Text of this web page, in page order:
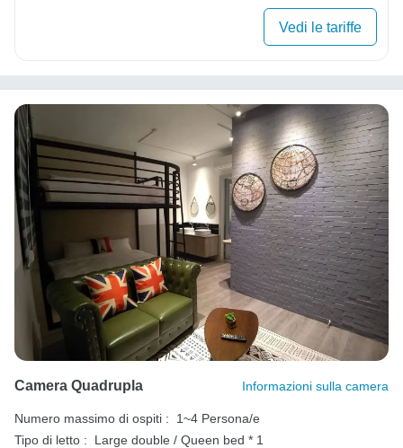
Vedi le tariffe
Camera Quadrupla Informazioni sulla camera
Numero massimo di ospiti :
1~4 Persona/e
Tipo di letto :
Large double / Queen bed * 1